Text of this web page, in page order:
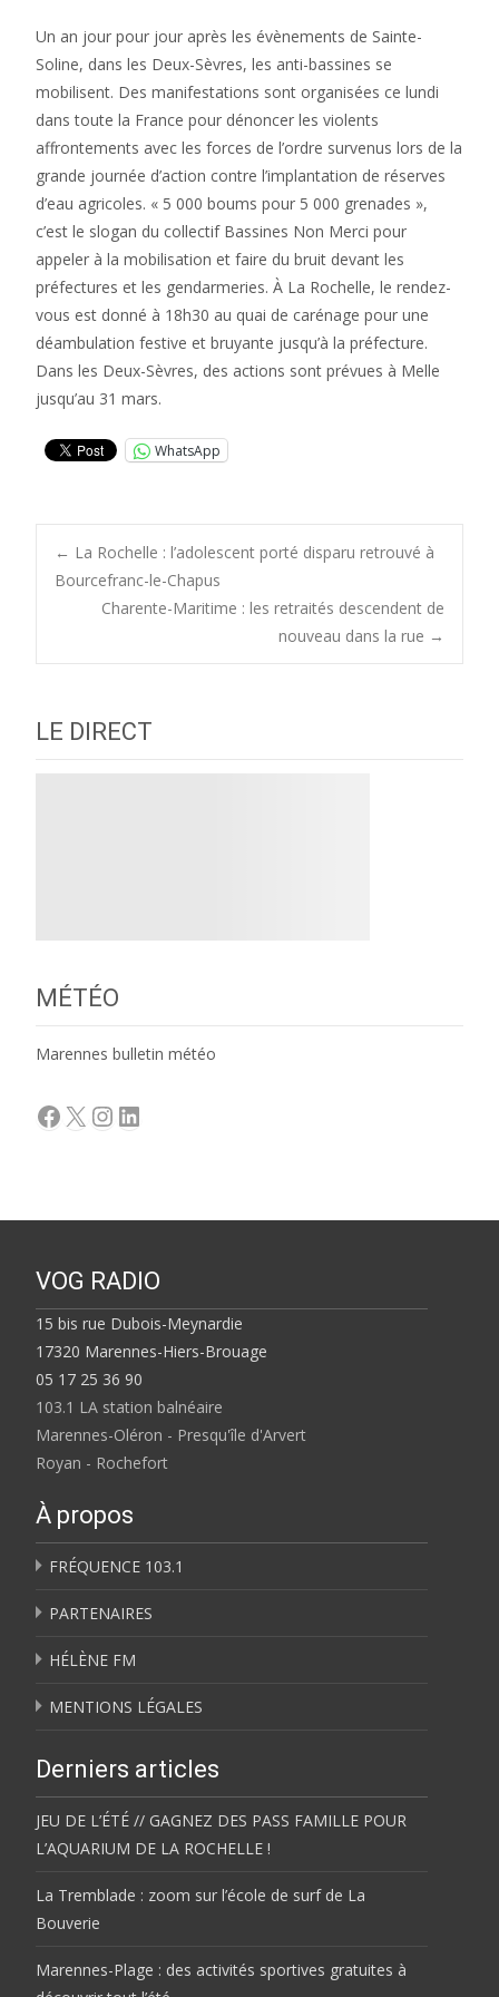
Un an jour pour jour après les évènements de Sainte-
Soline, dans les Deux-Sèvres, les anti-bassines se
mobilisent. Des manifestations sont organisées ce lundi
dans toute la France pour dénoncer les violents
affrontements avec les forces de l’ordre survenus lors de la
grande journée d’action contre l’implantation de réserves
d’eau agricoles. « 5 000 boums pour 5 000 grenades »,
c’est le slogan du collectif Bassines Non Merci pour
appeler à la mobilisation et faire du bruit devant les
préfectures et les gendarmeries. À La Rochelle, le rendez-
vous est donné à 18h30 au quai de carénage pour une
déambulation festive et bruyante jusqu’à la préfecture.
Dans les Deux-Sèvres, des actions sont prévues à Melle
jusqu’au 31 mars.
WhatsApp
Post
navigation
← La Rochelle : l’adolescent porté disparu retrouvé à
Bourcefranc-le-Chapus
Charente-Maritime : les retraités descendent de
nouveau dans la rue →
LE DIRECT
MÉTÉO
Marennes bulletin météo
Facebook
X Instagram
LinkedIn
VOG RADIO
15 bis rue Dubois-Meynardie
17320 Marennes-Hiers-Brouage
05 17 25 36 90
103.1 LA station balnéaire
Marennes-Oléron - Presqu'île d'Arvert
Royan - Rochefort
À propos
FRÉQUENCE 103.1
PARTENAIRES
HÉLÈNE FM
MENTIONS LÉGALES
Derniers articles
JEU DE L’ÉTÉ // GAGNEZ DES PASS FAMILLE POUR
L’AQUARIUM DE LA ROCHELLE !
La Tremblade : zoom sur l’école de surf de La
Bouverie
Marennes-Plage : des activités sportives gratuites à